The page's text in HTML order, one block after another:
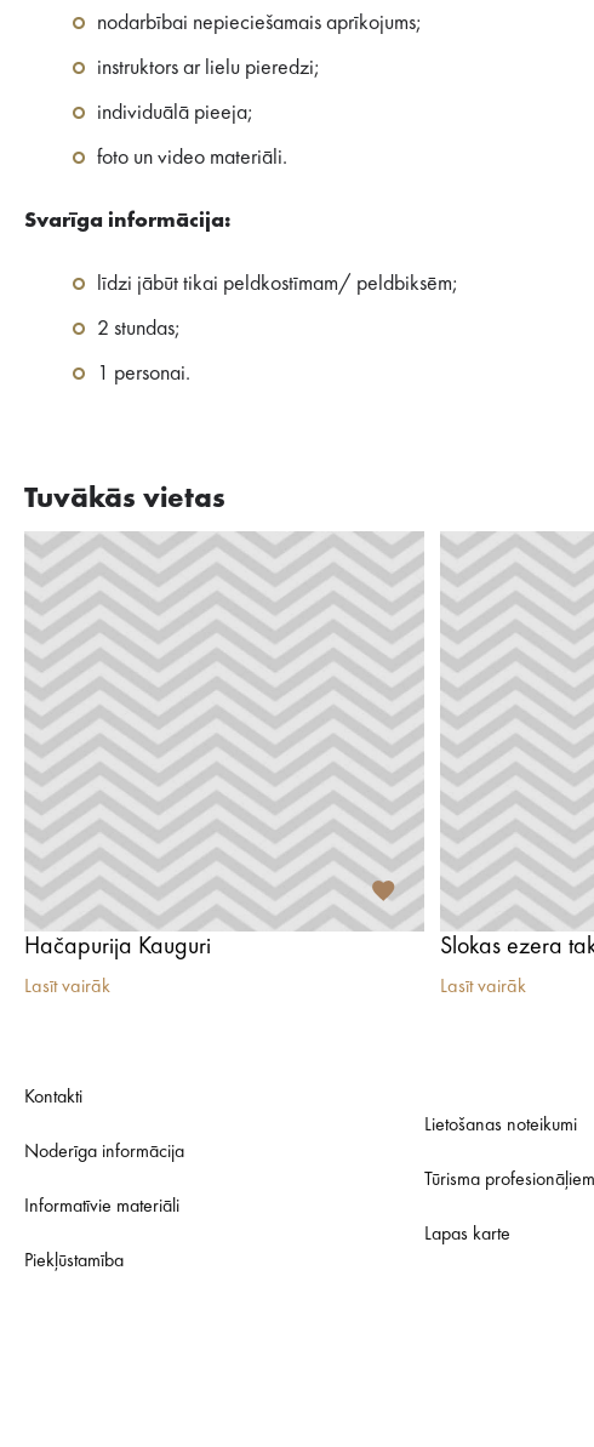
nodarbībai nepieciešamais aprīkojums;
instruktors ar lielu pieredzi;
individuālā pieeja;
foto un video materiāli.
Svarīga informācija:
līdzi jābūt tikai peldkostīmam/ peldbiksēm;
2 stundas;
1 personai.
Tuvākās vietas
Hačapurija Kauguri
Lasīt vairāk
Slokas ezera
Lasīt vairāk
Kontakti
Noderīga informācija
Informatīvie materiāli
Piekļūstamība
Lietošanas noteikumi
Tūrisma profesionāļiem
Lapas karte